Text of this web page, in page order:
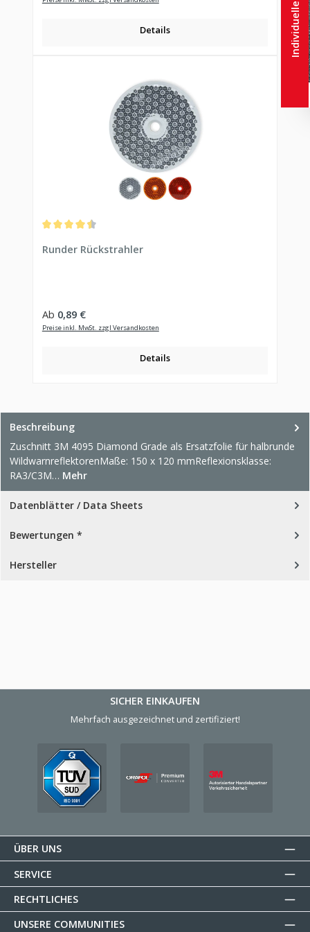
Details
Runder Rückstrahler
Regulärer Preis:
Ab 0,89 €
Preise inkl. MwSt. zzgl Versandkosten
Details
Beschreibung
Zuschnitt 3M 4095 Diamond Grade als Ersatzfolie für halbrunde
WildwarnreflektorenMaße: 150 x 120 mmReflexionsklasse:
RA3/C3M… Mehr
Datenblätter / Data Sheets
Bewertungen *
Hersteller
SICHER EINKAUFEN
Mehrfach ausgezeichnet und zertifiziert!
ÜBER UNS
SERVICE
RECHTLICHES
UNSERE COMMUNITIES